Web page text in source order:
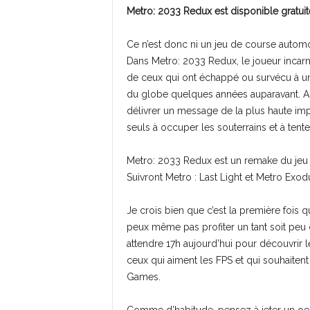
Metro: 2033 Redux est disponible
Ce n’est donc ni un jeu de course
Dans Metro: 2033 Redux, le joueur
de ceux qui ont échappé ou survécu à
du globe quelques années auparavant.
délivrer un message de la plus haute
seuls à occuper les souterrains et à
Metro: 2033 Redux est un remake du
Suivront Metro : Last Light et Metro
Je crois bien que c’est la première fois
peux même pas profiter un tant soit peu
attendre 17h aujourd’hui pour découvrir
ceux qui aiment les FPS et qui
Games.